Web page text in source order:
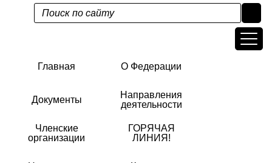
Главная О Федерации
Документы
Направления
деятельности
Членские
организации
ГОРЯЧАЯ
ЛИНИЯ!